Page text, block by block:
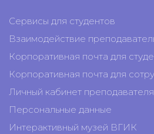
Сервисы для студентов
Взаимодействие
Корпоративная почта для
Корпоративная почта для
Личный кабинет преподавателя
Персональные данные
Интерактивный музей ВГИК